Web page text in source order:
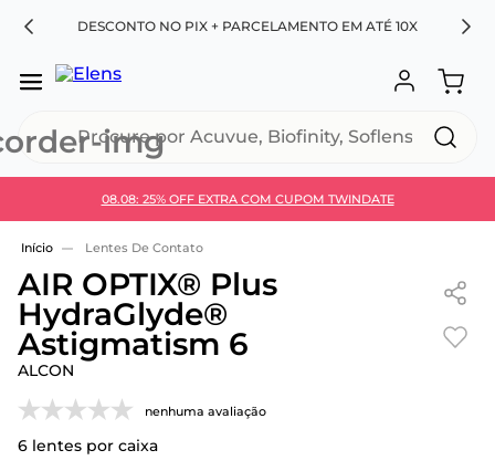
DESCONTO NO PIX + PARCELAMENTO EM ATÉ 10X
08.08: 25% OFF EXTRA COM CUPOM TWINDATE
Use 30HOJE e ganhe 30% OFF + economia extra no
Lentes De Contato
AIR OPTIX® Plus
HydraGlyde®
Astigmatism 6
ALCON
nenhuma avaliação
6 lentes por caixa